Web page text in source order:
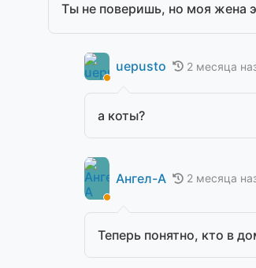
Ты не поверишь, но моя жена
uepusto 2 месяца
а коты?
Ангел-А 2 месяца
Теперь понятно, кто в